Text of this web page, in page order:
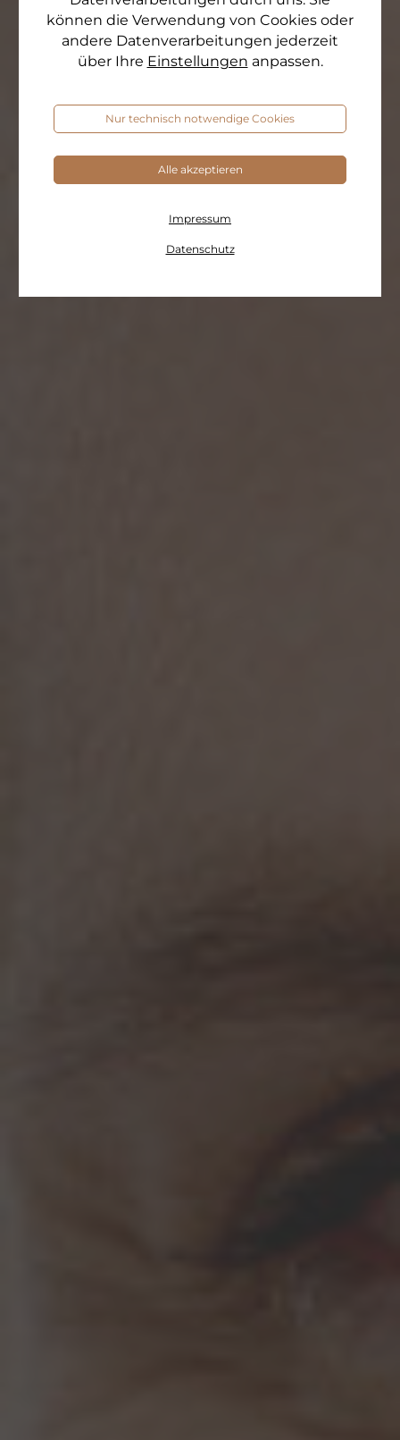
können die Verwendung von Cookies oder
andere Datenverarbeitungen jederzeit
über Ihre Einstellungen anpassen.
Nur technisch notwendige Cookies
Alle akzeptieren
Impressum
Datenschutz